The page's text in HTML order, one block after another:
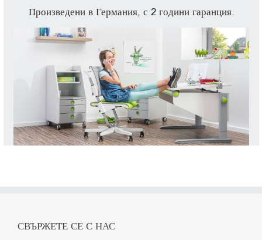
Произведени в Германия, с 2 години гаранция.
СВЪРЖЕТЕ СЕ С НАС